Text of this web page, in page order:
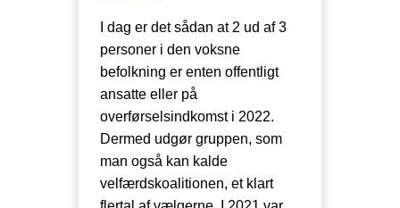
I dag er det sådan at 2 ud af 3
personer i den voksne
befolkning er enten offentligt
ansatte eller på
overførselsindkomst i 2022.
Dermed udgør gruppen, som
man også kan kalde
velfærdskoalitionen, et klart